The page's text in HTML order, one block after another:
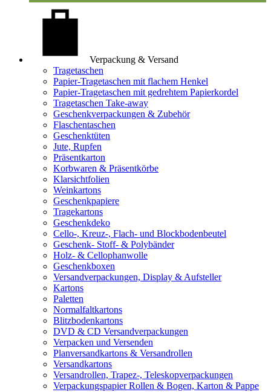
Verpackung & Versand
Tragetaschen
Papier-Tragetaschen mit flachem Henkel
Papier-Tragetaschen mit gedrehtem Papierkordel
Tragetaschen Take-away
Geschenkverpackungen & Zubehör
Flaschentaschen
Geschenktüten
Jute, Rupfen
Präsentkarton
Korbwaren & Präsentkörbe
Klarsichtfolien
Weinkartons
Geschenkpapiere
Tragekartons
Geschenkdeko
Cello-, Kreuz-, Flach- und Blockbodenbeutel
Geschenk- Stoff- & Polybänder
Holz- & Cellophanwolle
Geschenkboxen
Versandverpackungen, Display & Aufsteller
Kartons
Paletten
Normalfaltkartons
Blitzbodenkartons
DVD & CD Versandverpackungen
Verpacken und Versenden
Planversandkartons & Versandrollen
Versandkartons
Versandrollen, Trapez-, Teleskopverpackungen
Verpackungspapier Rollen & Bogen, Karton & Pappe